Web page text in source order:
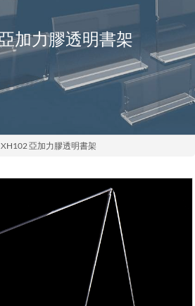
加力膠透明書架
亞加力膠透明書架